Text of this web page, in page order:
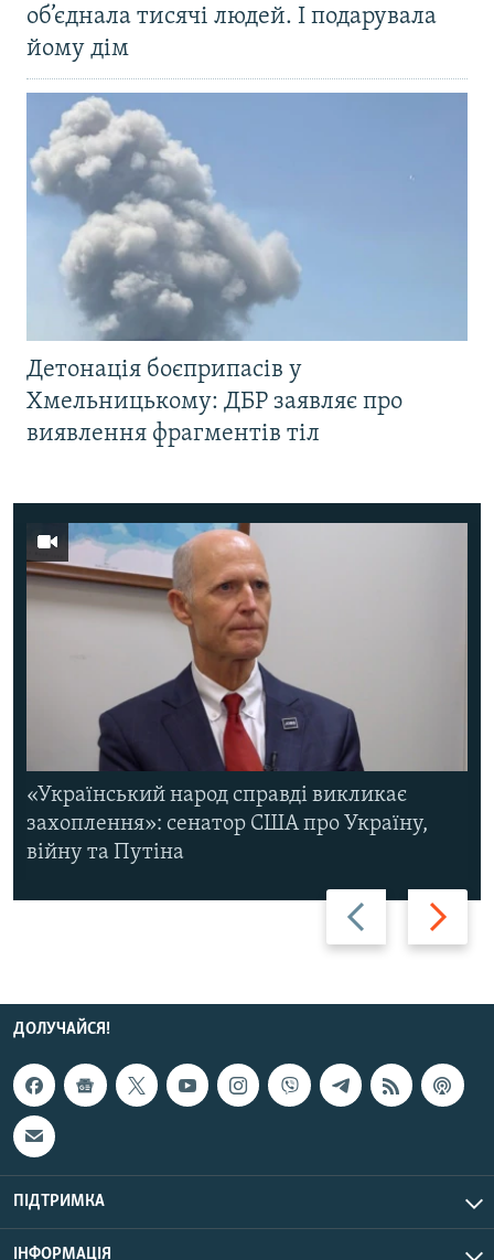
об’єднала тисячі людей. І подарувала
йому дім
Детонація боєприпасів у
Хмельницькому: ДБР заявляє про
виявлення фрагментів тіл
Назад Вперед
«Український народ справді викликає
захоплення»: сенатор США про Україну,
війну та Путіна
ДОЛУЧАЙСЯ!
ПІДТРИМКА
ІНФОРМАЦІЯ